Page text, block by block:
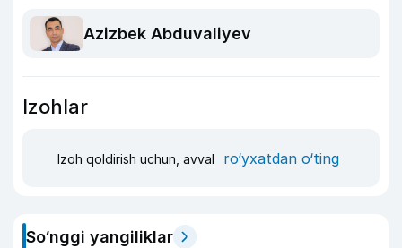
Azizbek Abduvaliyev
Izohlar
Izoh qoldirish uchun, avval ro‘yxatdan o‘ting
So‘nggi yangiliklar